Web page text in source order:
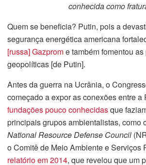
conhecida como
Quem se beneficia? Putin, pois a
segurança energética americana
[russa] Gazprome também fomentou
geopolíticas [de Putin].
Antes da guerra na Ucrânia, o
começado a expor as conexões entre a
fundações pouco conhecidasque
principais grupos ambientalistas, como
National Resource Defense Council
o Comitê de Meio Ambiente e Serviços
relatório em 2014, que revelou que um